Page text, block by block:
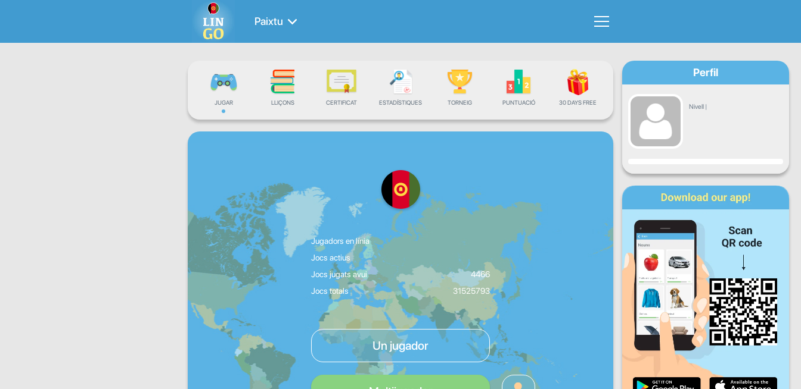
Paixtu
JUGAR LLIÇONS CERTIFICAT ESTADÍSTIQUES TORNEIG PUNTUACIÓ 30 DAYS FREE
Jugadors en línia
Jocs actius
Jocs jugats avui
4466
Jocs totals
31525793
Un jugador
Perfil
Nivell |
Progrés
Dc Dj
Ds Dg
Progrés diari
Progrés mensual